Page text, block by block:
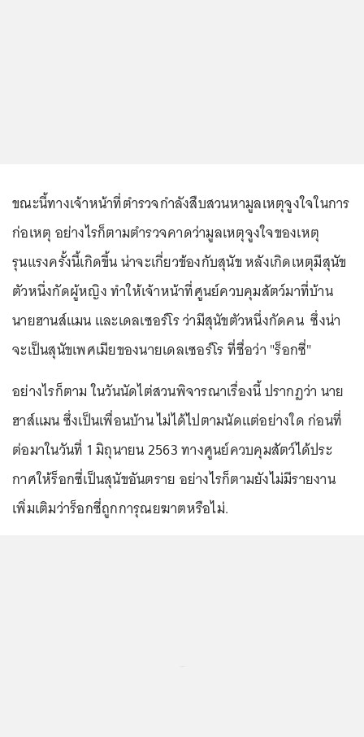
ขณะนี้ทางเจ้าหน้าที่ตำรวจกำลังสืบสวนหามูลเหตุจูงใจในการ
ก่อเหตุ อย่างไรก็ตามตำรวจคาดว่ามูลเหตุจูงใจของเหตุ
รุนแรงครั้งนี้เกิดขึ้น น่าจะเกี่ยวข้องกับสุนัข หลังเกิดเหตุมีสุนัข
ตัวหนึ่งกัดผู้หญิง ทำให้เจ้าหน้าที่ศูนย์ควบคุมสัตว์มาที่บ้าน
นายฮานส์แมน และเดลเซอร์โร ว่ามีสุนัขตัวหนึ่งกัดคน ซึ่งน่า
จะเป็นสุนัขเพศเมียของนายเดลเซอร์โร ที่ชื่อว่า "ร็อกซี่"
อย่างไรก็ตาม ในวันนัดไต่สวนพิจารณาเรื่องนี้ ปรากฏว่า นาย
ฮาส์แมน ซึ่งเป็นเพื่อนบ้าน ไม่ได้ไปตามนัดแต่อย่างใด ก่อนที่
ต่อมาในวันที่ 1 มิถุนายน 2563 ทางศูนย์ควบคุมสัตว์ได้ประ
กาศให้ร็อกซี่เป็นสุนัขอันตราย อย่างไรก็ตามยังไม่มีรายงาน
เพิ่มเติมว่าร็อกซี่ถูกการุณยฆาตหรือไม่.